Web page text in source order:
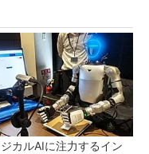
カルAIに注力するイン